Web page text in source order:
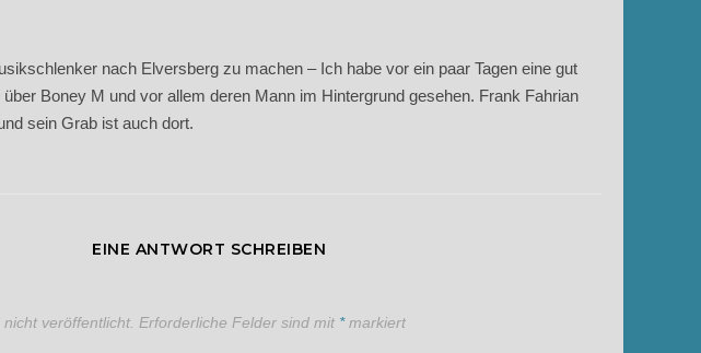
nach Elversberg zu machen – Ich habe vor ein paar Tagen eine gut
Boney M und vor allem deren Mann im Hintergrund gesehen. Frank Fahrian
sein Grab ist auch dort.
EINE ANTWORT SCHREIBEN
veröffentlicht. Erforderliche Felder sind mit *markiert